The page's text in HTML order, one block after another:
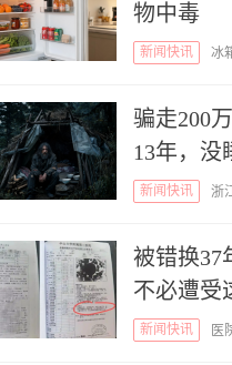
物中毒
新闻快讯 冰
骗走200
13年，没
新闻快讯 浙
被错换37
不必遭受
新闻快讯 医